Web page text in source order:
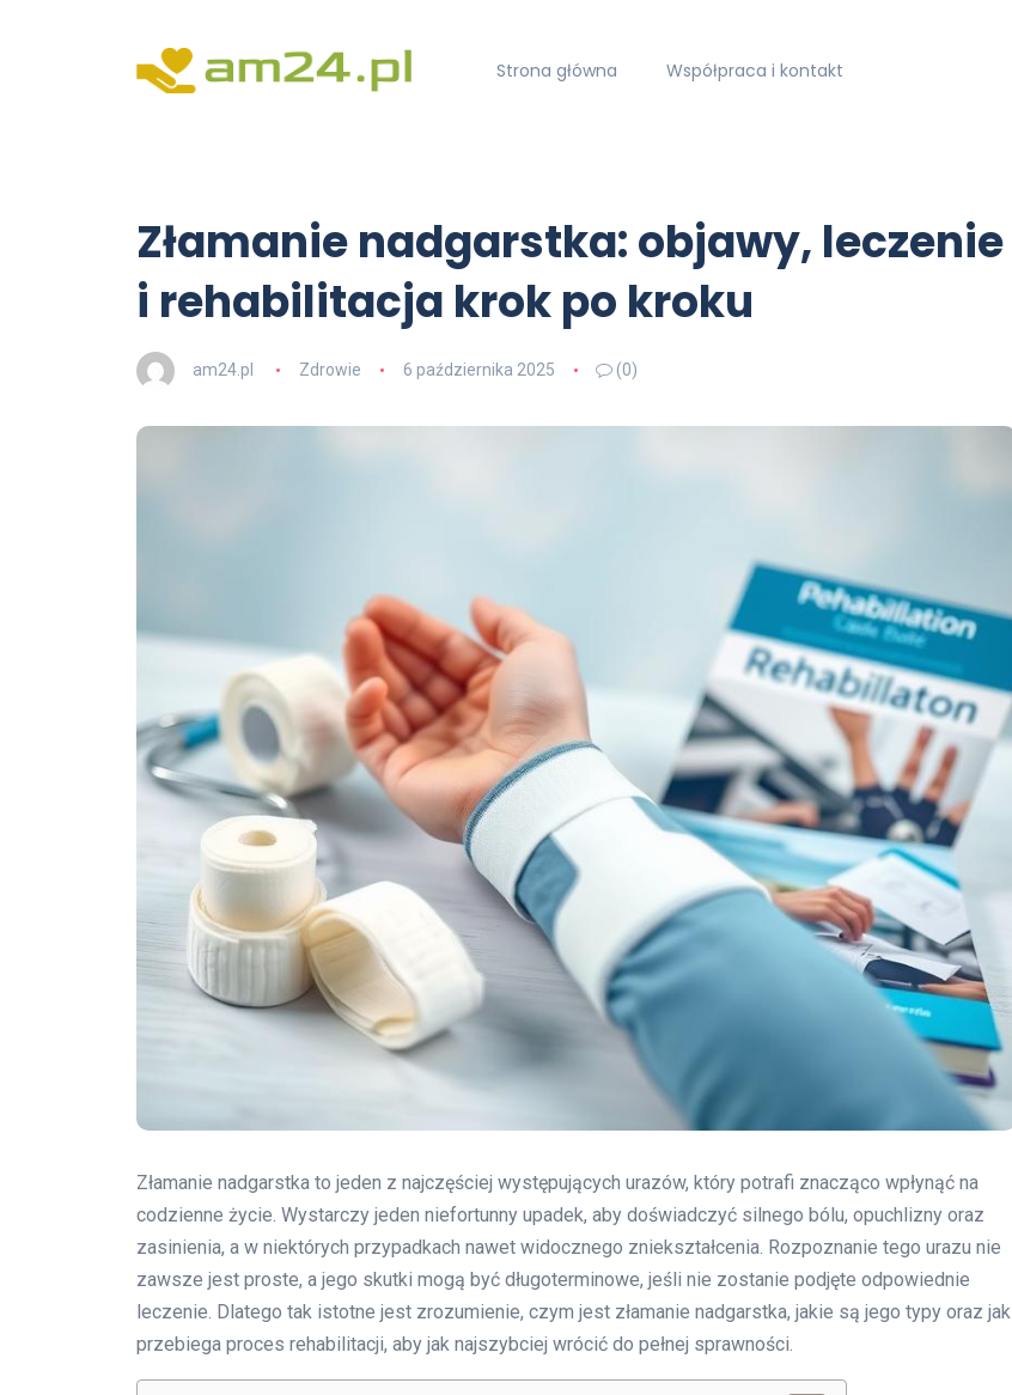
Strona główna Współpraca i kontakt
Złamanie nadgarstka: objawy, leczenie
i rehabilitacja krok po kroku
am24.pl Zdrowie 6 października 2025 (0)
Złamanie nadgarstka to jeden z najczęściej występujących urazów, który potrafi znacząco wpłynąć na
codzienne życie. Wystarczy jeden niefortunny upadek, aby doświadczyć silnego bólu, opuchlizny oraz
zasinienia, a w niektórych przypadkach nawet widocznego zniekształcenia. Rozpoznanie tego urazu nie
zawsze jest proste, a jego skutki mogą być długoterminowe, jeśli nie zostanie podjęte odpowiednie
leczenie. Dlatego tak istotne jest zrozumienie, czym jest złamanie nadgarstka, jakie są jego typy oraz jak
przebiega proces rehabilitacji, aby jak najszybciej wrócić do pełnej sprawności.